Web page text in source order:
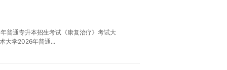
普通专升本招生考试《康复治疗》考试大
大学2026年普通...